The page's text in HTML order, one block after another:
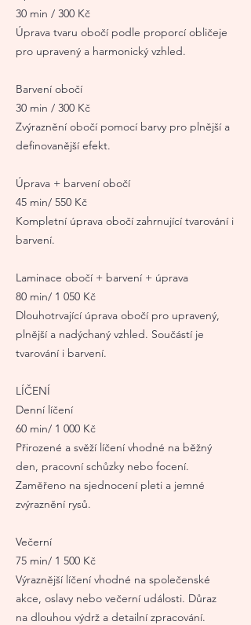
30 min / 300 Kč
Úprava tvaru obočí podle proporcí obličeje
pro upravený a harmonický vzhled.
Barvení obočí
30 min / 300 Kč
Zvýraznění obočí pomocí barvy pro plnější a
definovanější efekt.
Úprava + barvení obočí
45 min/ 550 Kč
Kompletní úprava obočí zahrnující tvarování i
barvení.
Laminace obočí + barvení + úprava
80 min/ 1 050 Kč
Dlouhotrvající úprava obočí pro upravený,
plnější a nadýchaný vzhled. Součástí je
tvarování i barvení.
LÍČENÍ
Denní líčení
60 min/ 1 000 Kč
Přirozené a svěží líčení vhodné na běžný
den, pracovní schůzky nebo focení.
Zaměřeno na sjednocení pleti a jemné
zvýraznění rysů.
Večerní
75 min/ 1 500 Kč
Výraznější líčení vhodné na společenské
akce, oslavy nebo večerní události. Důraz
na dlouhou výdrž a detailní zpracování.